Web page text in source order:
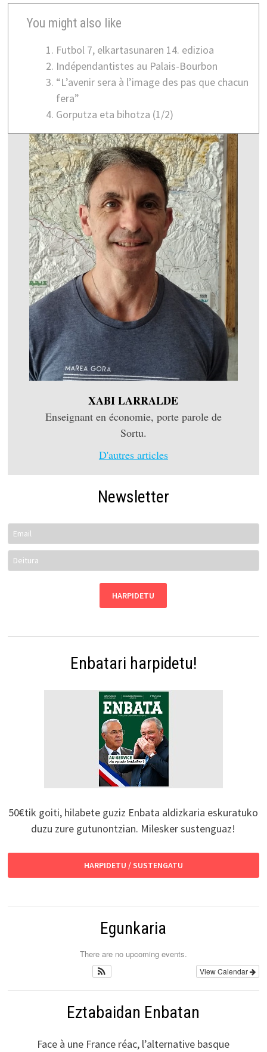
You might also like
Futbol 7, elkartasunaren 14. edizioa
Indépendantistes au Palais-Bourbon
“L’avenir sera à l’image des pas que chacun
fera”
Gorputza eta bihotza (1/2)
XABI LARRALDE
Enseignant en économie, porte parole de
Sortu.
D'autres articles
Newsletter
Enbatari harpidetu!
50€tik goiti, hilabete guziz Enbata aldizkaria eskuratuko
duzu zure gutunontzian. Milesker sustenguaz!
HARPIDETU / SUSTENGATU
Egunkaria
There are no upcoming events.
View Calendar
Eztabaidan Enbatan
Face à une France réac, l’alternative basque